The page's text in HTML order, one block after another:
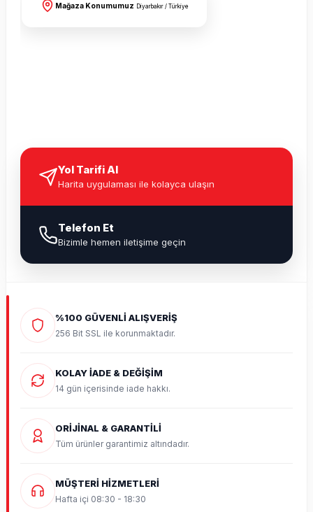
Mağaza Konumumuz Diyarbakır / Türkiye
Yol Tarifi Al
Harita uygulaması ile kolayca ulaşın
Telefon Et
Bizimle hemen iletişime geçin
%100 GÜVENLİ ALIŞVERİŞ
256 Bit SSL ile korunmaktadır.
KOLAY İADE & DEĞİŞİM
14 gün içerisinde iade hakkı.
ORİJİNAL & GARANTİLİ
Tüm ürünler garantimiz altındadır.
MÜŞTERİ HİZMETLERİ
Hafta içi 08:30 - 18:30